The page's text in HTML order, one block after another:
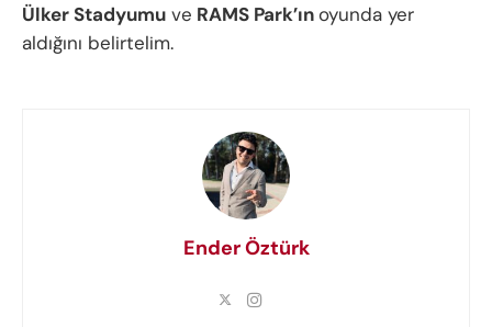
Ülker Stadyumu ve RAMS Park’ınoyunda yer
aldığını belirtelim.
Ender Öztürk